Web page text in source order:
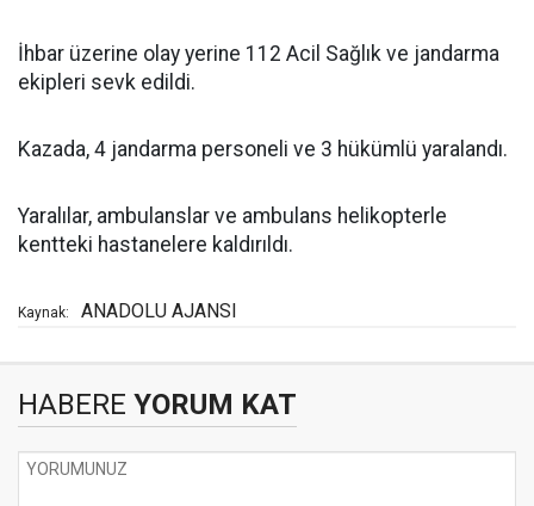
İhbar üzerine olay yerine 112 Acil Sağlık ve jandarma
ekipleri sevk edildi.
Kazada, 4 jandarma personeli ve 3 hükümlü yaralandı.
Yaralılar, ambulanslar ve ambulans helikopterle
kentteki hastanelere kaldırıldı.
Kaynak: ANADOLU AJANSI
HABERE YORUM KAT